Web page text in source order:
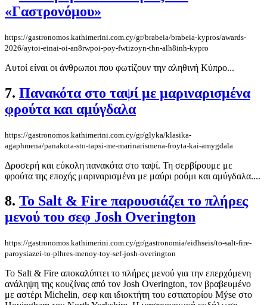
«Γαστρονόμου»
https://gastronomos.kathimerini.com.cy/gr/brabeia/brabeia-kypros/awards-
2026/aytoi-einai-oi-an8rwpoi-poy-fwtizoyn-thn-alh8inh-kypro
Αυτοί είναι οι άνθρωποι που φωτίζουν την αληθινή Κύπρο...
7. Πανακότα στο ταψί με μαριναρισμένα
φρούτα και αμύγδαλα
https://gastronomos.kathimerini.com.cy/gr/glyka/klasika-
agaphmena/panakota-sto-tapsi-me-marinarismena-froyta-kai-amygdala
Δροσερή και εύκολη πανακότα στο ταψί. Τη σερβίρουμε με
φρούτα της εποχής μαριναρισμένα με μαύρι ρούμι και αμύγδαλα....
8. Το Salt & Fire παρουσιάζει το πλήρες
μενού του σεφ Josh Overington
https://gastronomos.kathimerini.com.cy/gr/gastronomia/eidhseis/to-salt-fire-
paroysiazei-to-plhres-menoy-toy-sef-josh-overington
Το Salt & Fire αποκαλύπτει το πλήρες μενού για την επερχόμενη
ανάληψη της κουζίνας από τον Josh Overington, τον βραβευμένο
με αστέρι Michelin, σεφ και ιδιοκτήτη του εστιατορίου Mýse στο